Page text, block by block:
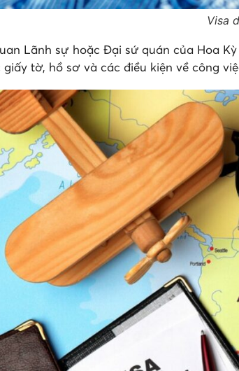
Visa
Lãnh sự hoặc Đại sứ quán của Hoa
tờ, hồ sơ và các điều kiện về công